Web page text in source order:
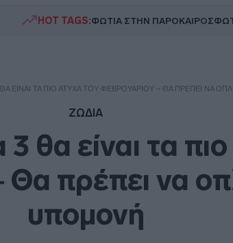
HOT TAGS:ΦΩΤΙΑ ΣΤΗΝ ΠΑΡΟΚΑΙΡΟΣ
ΘΑ ΕΊΝΑΙ ΤΑ ΠΙΟ ΆΤΥΧΑ ΤΟΥ ΦΕΒΡΟΥΑΡΊΟΥ – ΘΑ ΠΡΈΠΕΙ ΝΑ
ΖΩΔΙΑ
θα είναι τα
πρέπει να
υπομονή